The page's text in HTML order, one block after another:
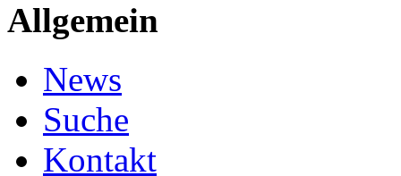
Allgemein
News
Suche
Kontakt